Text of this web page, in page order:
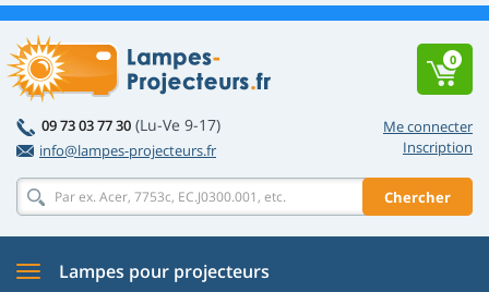
Me connecter
Inscription
09 73 03 77 30 (Lu-Ve 9-17)
info@lampes-projecteurs.fr
Chercher
0
Lampes pour projecteurs